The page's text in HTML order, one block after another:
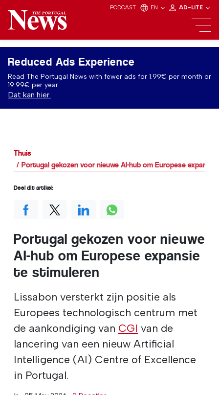
PODCAST EN AD-LITE
Reduced Ads Experience
Read The Portugal News with fewer ads for 1.99€ per month or
19.99€ per year.
Dat kan hier.
Thuis
Portugal gekozen voor nieuwe AI-hub om Europese
Portugal gekozen voor nieuwe
AI-hub om Europese expansie
te stimuleren
Lissabon versterkt zijn positie als
Europees technologisch centrum met
de aankondiging van CGI van de
lancering van een nieuw Artificial
Intelligence (AI) Centre of Excellence
in Portugal.
Deel dit artikel: